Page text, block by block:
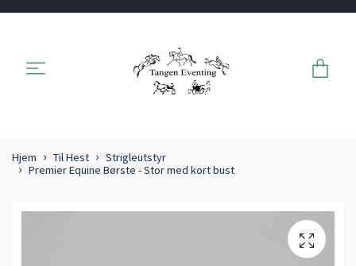
Hjem Til Hest
Strigleutstyr
Premier Equine Børste - Stor med kort bust